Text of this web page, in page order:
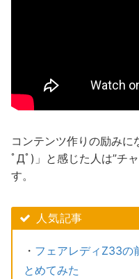
コンテンツ作りの励み
ﾟДﾟ)」と感じた人は”チ
す。
人気記事
・ フェアレディZ33の
とめてみた